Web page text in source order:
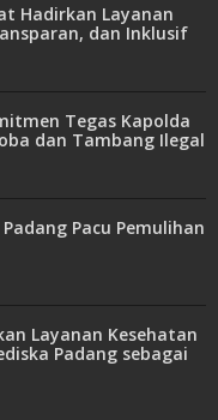
Hadirkan Layanan
dan Inklusif
Informasi Publik
Tegas Kapolda
dan Tambang Ilegal
Pacu Pemulihan
Layanan Kesehatan
Padang sebagai
Pertama (FKTP)